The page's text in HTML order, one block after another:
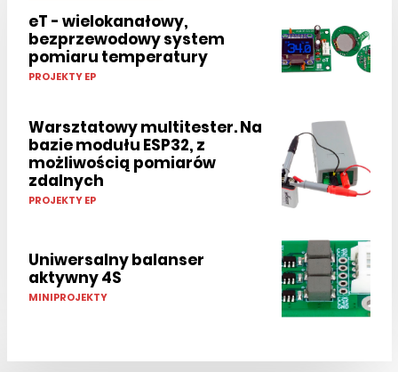
eT - wielokanałowy,
bezprzewodowy system
pomiaru temperatury
PROJEKTY EP
Warsztatowy multitester. Na
bazie modułu ESP32, z
możliwością pomiarów
zdalnych
PROJEKTY EP
Uniwersalny balanser
aktywny 4S
MINIPROJEKTY